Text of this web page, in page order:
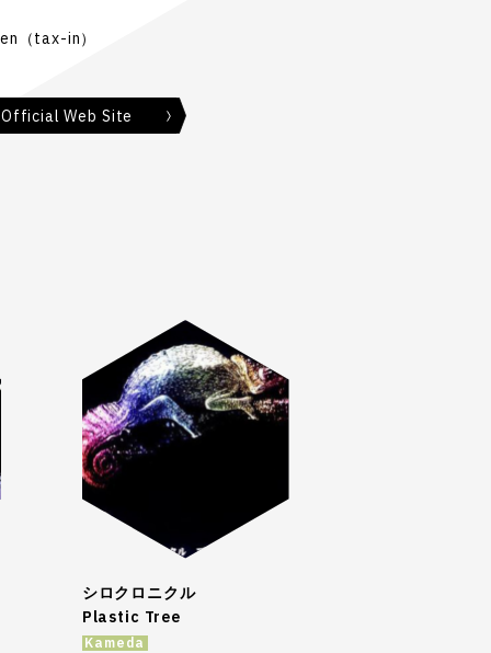
（tax-in）
Web Site
シロクロニクル
Plastic Tree
Kameda